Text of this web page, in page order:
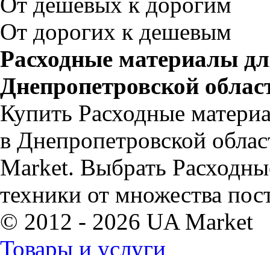
От дорогих к дешевым
Расходные материалы
Днепропетровской
Купить Расходные
в Днепропетровской
Market. Выбрать
техники от множества
© 2012 - 2026 UA Market
Товары и услуги